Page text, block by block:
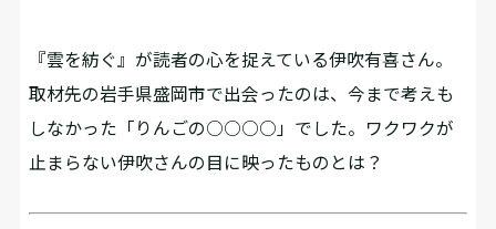
『雲を紡ぐ』が読者の心を捉えている伊吹有喜さん。
取材先の岩手県盛岡市で出会ったのは、今まで考えも
しなかった「りんごの○○○○」でした。ワクワクが
止まらない伊吹さんの目に映ったものとは？